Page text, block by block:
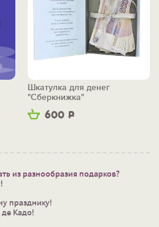
600 Р
Шкатулка для денег
"Сберкнижка"
из разнообразия подарков?
празднику!
де Кадо!